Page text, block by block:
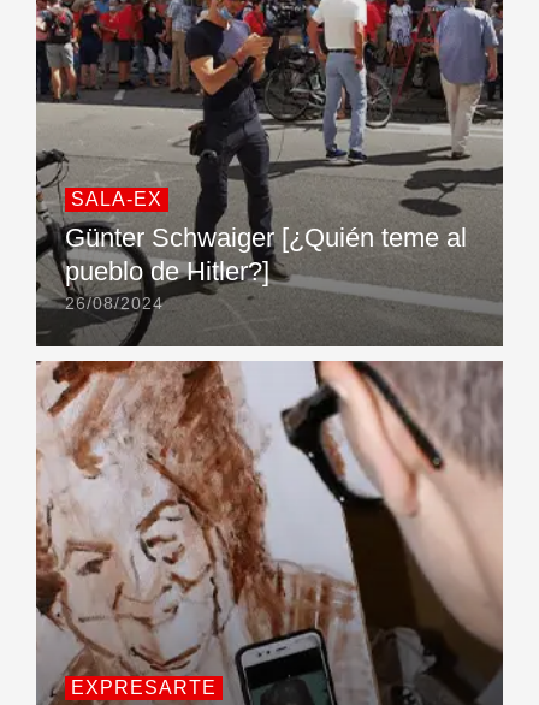
SALA-EX
Günter Schwaiger [¿Quién teme al
pueblo de Hitler?]
26/08/2024
EXPRESARTE